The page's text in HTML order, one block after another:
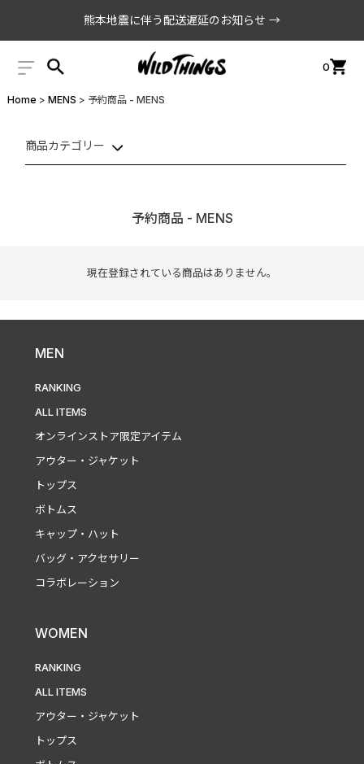
熊本地震に伴う配送遅延のお知らせ →
0
Home MENS 予約商品 - MENS
商品カテゴリー
予約商品 - MENS
現在登録されている商品はありません。
MEN
RANKING
ALL ITEMS
オンラインストア限定アイテム
アウター・ジャケット
トップス
ボトムス
キャップ・ハット
バッグ・アクセサリー
コラボレーション
WOMEN
RANKING
ALL ITEMS
アウター・ジャケット
トップス